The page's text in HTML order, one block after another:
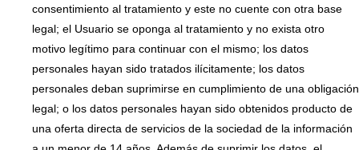
consentimiento al tratamiento y este no cuente con otra base
legal; el Usuario se oponga al tratamiento y no exista otro
motivo legítimo para continuar con el mismo; los datos
personales hayan sido tratados ilícitamente; los datos
personales deban suprimirse en cumplimiento de una obligación
legal; o los datos personales hayan sido obtenidos producto de
una oferta directa de servicios de la sociedad de la información